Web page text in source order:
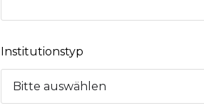
Institutionstyp